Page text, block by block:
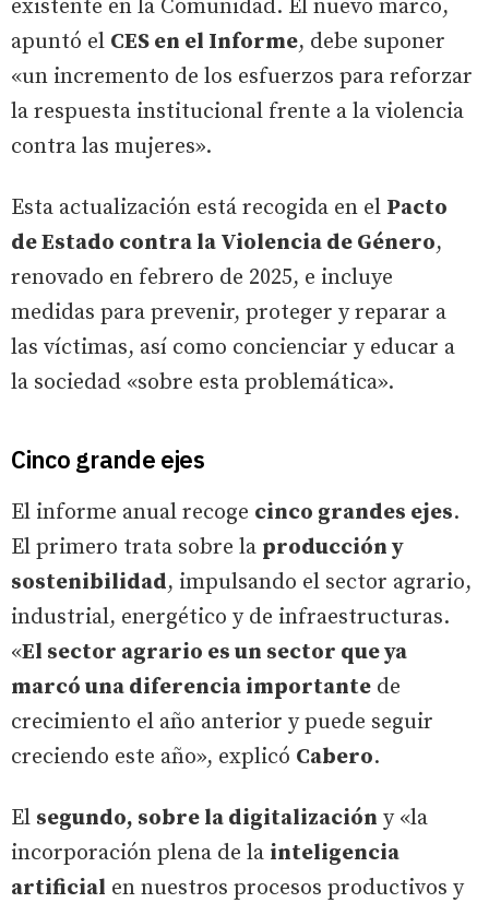
existente en la Comunidad. El nuevo marco,
apuntó el CES en el Informe, debe suponer
«un incremento de los esfuerzos para reforzar
la respuesta institucional frente a la violencia
contra las mujeres».
Esta actualización está recogida en el Pacto
de Estado contra la Violencia de Género,
renovado en febrero de 2025, e incluye
medidas para prevenir, proteger y reparar a
las víctimas, así como concienciar y educar a
la sociedad «sobre esta problemática».
Cinco grande ejes
El informe anual recoge cinco grandes ejes.
El primero trata sobre la producción y
sostenibilidad, impulsando el sector agrario,
industrial, energético y de infraestructuras.
«El sector agrario es un sector que ya
marcó una diferencia importante de
crecimiento el año anterior y puede seguir
creciendo este año», explicó Cabero.
El segundo, sobre la digitalización y «la
incorporación plena de la inteligencia
artificial en nuestros procesos productivos y